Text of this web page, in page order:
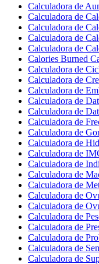
Calculadora de
Calculadora de
Calculadora de
Calculadora de
Calculadora de
Calories Burned
Calculadora de
Calculadora de
Calculadora de
Calculadora de
Calculadora de
Calculadora de
Calculadora de
Calculadora de
Calculadora de
Calculadora de
Calculadora de
Calculadora de
Calculadora de
Calculadora de
Calculadora de
Calculadora de
Calculadora de
Calculadora de
Calculadora de